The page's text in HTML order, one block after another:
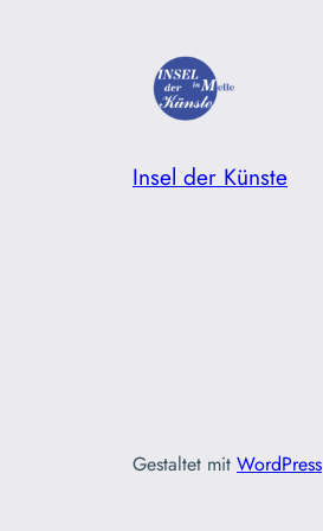
Insel der Künste
Gestaltet mit WordPress